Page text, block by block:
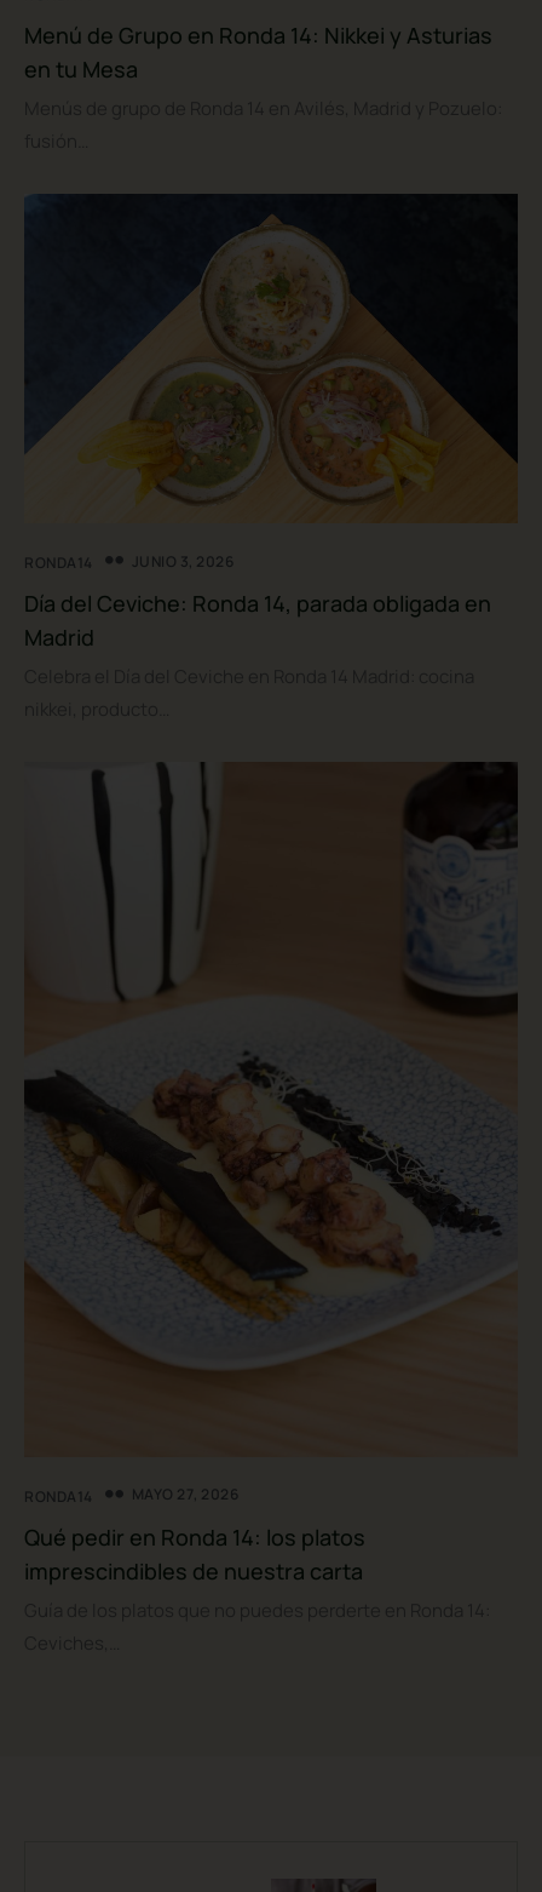
RONDA14 JULIO 31, 2026
Menú de Grupo en Ronda 14: Nikkei y Asturias
fusión…
RONDA14 JUNIO 3, 2026
Día del Ceviche: Ronda 14, parada obligada en
nikkei, producto…
RONDA14 MAYO 27, 2026
Qué pedir en Ronda 14: los platos